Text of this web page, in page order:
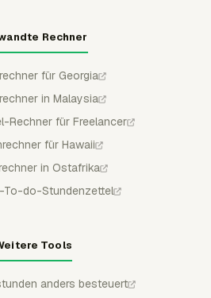
Rechner
für Georgia
in Malaysia
Rechner für Freelancer
für Hawaii
in Ostafrika
To-do-Stundenzettel
Tools
anders besteuert